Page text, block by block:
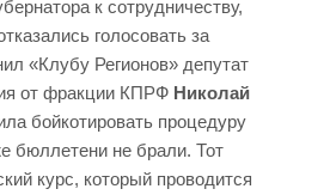
к сотрудничеству,
голосовать за
«Клубу Регионов» депутат
от фракции КПРФ Николай
бойкотировать процедуру
бюллетени не брали. Тот
курс, который проводится